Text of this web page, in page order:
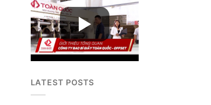
LATEST POSTS